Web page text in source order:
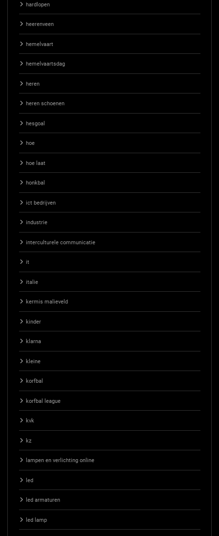
hardlopen
heerenveen
hemelvaart
hemelvaartsdag
heren
heren schoenen
hesgoal
hoe
hoe laat
honkbal
ict bedrijven
industrie
interculturele communicatie
it
italie
kermis malieveld
kinder
klarna
kleine
korfbal
korfbal league
kvk
kz
lampen en verlichting online
led
led armaturen
led lamp